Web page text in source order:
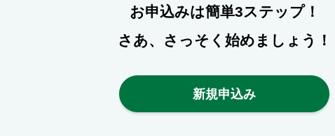
お申込みは簡単3ステップ！
さあ、さっそく始めましょう！
新規申込み